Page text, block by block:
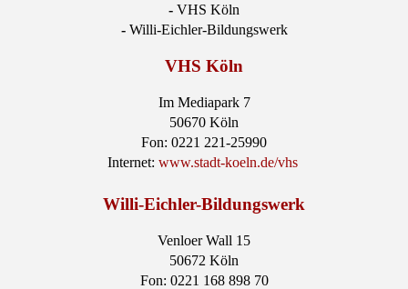
- VHS Köln
-Willi-Eichler-Bildungswerk
VHS Köln
Im Mediapark 7
50670 Köln
Fon: 0221 221-25990
Internet: www.stadt-koeln.de/vhs
Willi-Eichler-Bildungswerk
Venloer Wall 15
50672 Köln
Fon: 0221 168 898 70